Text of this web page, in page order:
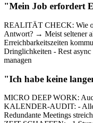
"Mein Job erfordert
REALITÄT CHECK: Wie
Antwort? → Meist seltener
Erreichbarkeitszeiten
Dringlichkeiten - Rest
managen
"Ich habe keine
MICRO DEEP WORK:
KALENDER-AUDIT: -
Redundante Meetings